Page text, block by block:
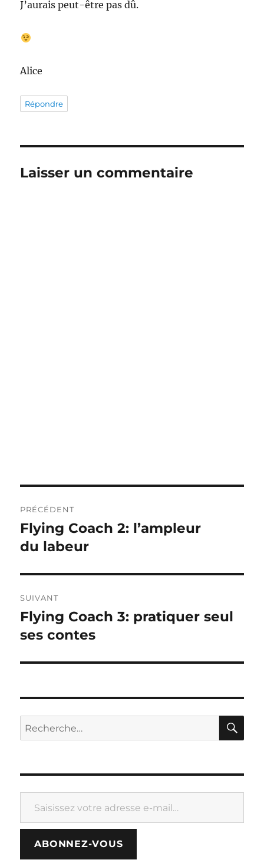
J’aurais peut-être pas dû.
Alice
Répondre
Laisser un commentaire
de
l’article
PRÉCÉDENT
Publication
précédente :
Flying Coach 2: l’ampleur
du labeur
SUIVANT
Publication
suivante :
Flying Coach 3: pratiquer seul
ses contes
Recherche
pour :
Saisissez votre adresse e-mail…
ABONNEZ-VOUS